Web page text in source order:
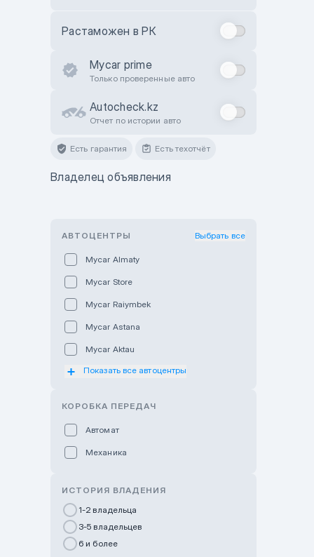
Растаможен в РК
Mycar prime
Только проверенные авто
Autocheck.kz
Отчет по истории авто
Есть гарантия Есть техотчёт
Владелец объявления
АВТОЦЕНТРЫ Выбрать все
Mycar Almaty
Mycar Store
Mycar Raiymbek
Mycar Astana
Mycar Aktau
Mycar Uralsk
GWM Nurly Zhol
Chery Astana
Показать все автоцентры
КОРОБКА ПЕРЕДАЧ
Автомат
Механика
ИСТОРИЯ ВЛАДЕНИЯ
1-2 владельца
3-5 владельцев
6 и более